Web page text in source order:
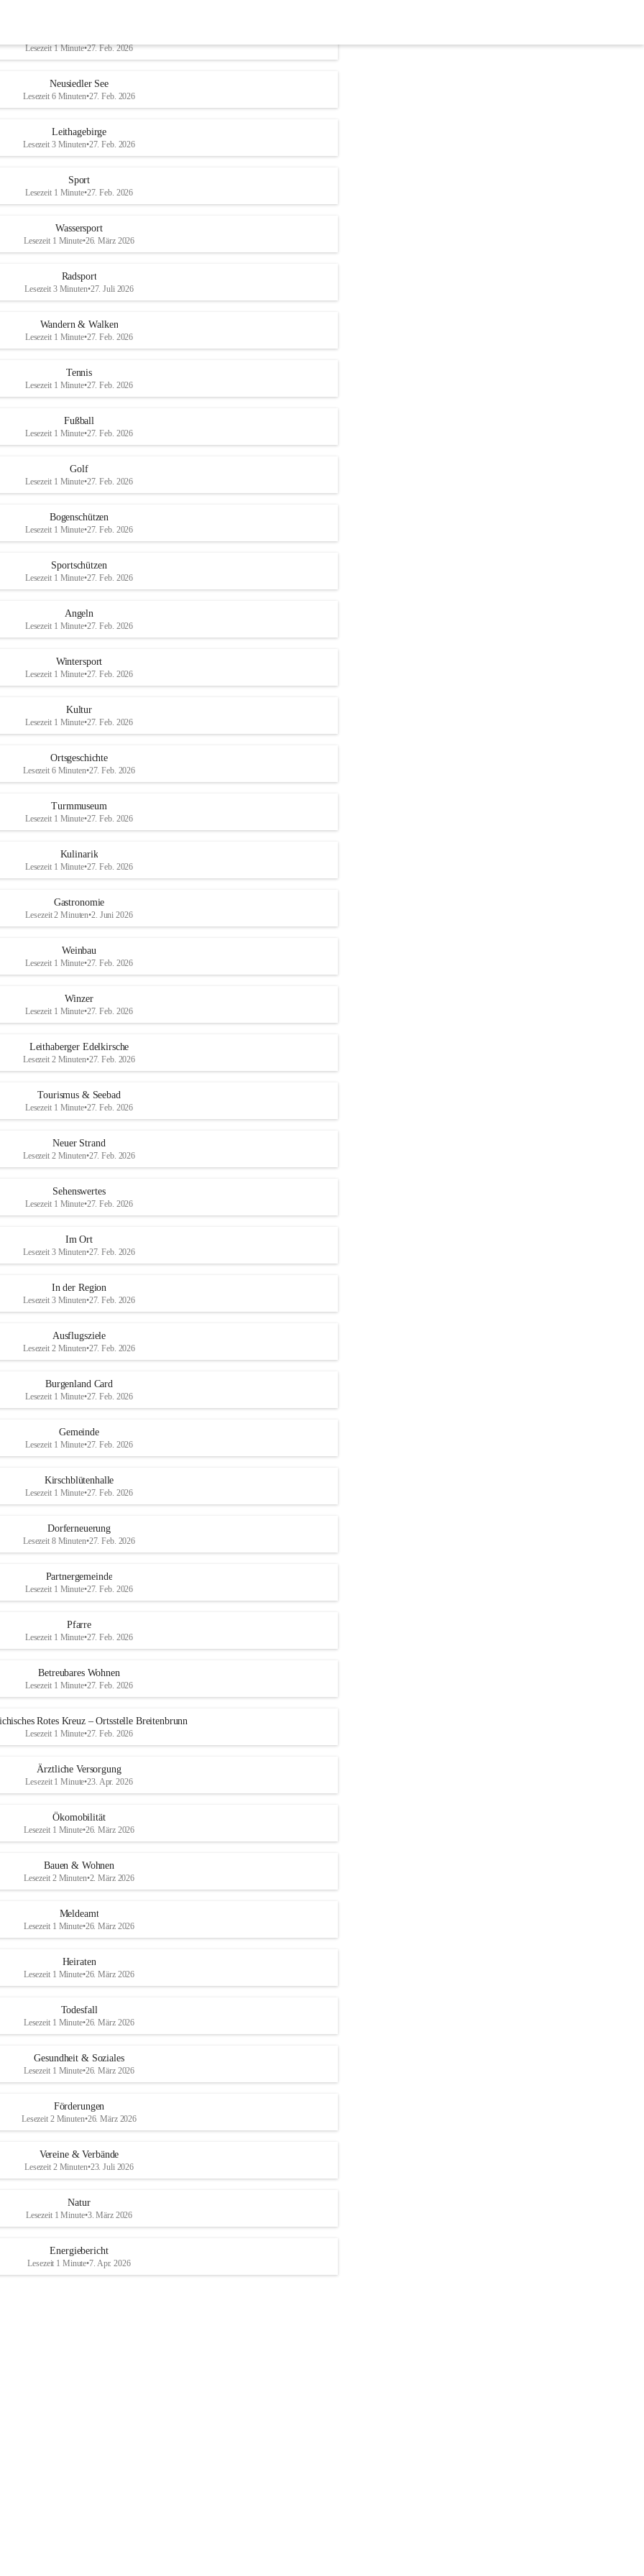
Lesezeit 1 Minute•27. Feb. 2026
Neusiedler See
Lesezeit 6 Minuten•27. Feb. 2026
Leithagebirge
Lesezeit 3 Minuten•27. Feb. 2026
Sport
Lesezeit 1 Minute•27. Feb. 2026
Wassersport
Lesezeit 1 Minute•26. März 2026
Radsport
Lesezeit 3 Minuten•27. Juli 2026
Wandern & Walken
Lesezeit 1 Minute•27. Feb. 2026
Tennis
Lesezeit 1 Minute•27. Feb. 2026
Fußball
Lesezeit 1 Minute•27. Feb. 2026
Golf
Lesezeit 1 Minute•27. Feb. 2026
Bogenschützen
Lesezeit 1 Minute•27. Feb. 2026
Sportschützen
Lesezeit 1 Minute•27. Feb. 2026
Angeln
Lesezeit 1 Minute•27. Feb. 2026
Wintersport
Lesezeit 1 Minute•27. Feb. 2026
Kultur
Lesezeit 1 Minute•27. Feb. 2026
Ortsgeschichte
Lesezeit 6 Minuten•27. Feb. 2026
Turmmuseum
Lesezeit 1 Minute•27. Feb. 2026
Kulinarik
Lesezeit 1 Minute•27. Feb. 2026
Gastronomie
Lesezeit 2 Minuten•2. Juni 2026
Weinbau
Lesezeit 1 Minute•27. Feb. 2026
Winzer
Lesezeit 1 Minute•27. Feb. 2026
Leithaberger Edelkirsche
Lesezeit 2 Minuten•27. Feb. 2026
Tourismus & Seebad
Lesezeit 1 Minute•27. Feb. 2026
Neuer Strand
Lesezeit 2 Minuten•27. Feb. 2026
Sehenswertes
Lesezeit 1 Minute•27. Feb. 2026
Im Ort
Lesezeit 3 Minuten•27. Feb. 2026
In der Region
Lesezeit 3 Minuten•27. Feb. 2026
Ausflugsziele
Lesezeit 2 Minuten•27. Feb. 2026
Burgenland Card
Lesezeit 1 Minute•27. Feb. 2026
Gemeinde
Lesezeit 1 Minute•27. Feb. 2026
Kirschblütenhalle
Lesezeit 1 Minute•27. Feb. 2026
Dorferneuerung
Lesezeit 8 Minuten•27. Feb. 2026
Partnergemeinde
Lesezeit 1 Minute•27. Feb. 2026
Pfarre
Lesezeit 1 Minute•27. Feb. 2026
Betreubares Wohnen
Lesezeit 1 Minute•27. Feb. 2026
Rotes Kreuz – Ortsstelle Breitenbrunn
Lesezeit 1 Minute•27. Feb. 2026
Ärztliche Versorgung
Lesezeit 1 Minute•23. Apr. 2026
Ökomobilität
Lesezeit 1 Minute•26. März 2026
Bauen & Wohnen
Lesezeit 2 Minuten•2. März 2026
Meldeamt
Lesezeit 1 Minute•26. März 2026
Heiraten
Lesezeit 1 Minute•26. März 2026
Todesfall
Lesezeit 1 Minute•26. März 2026
Gesundheit & Soziales
Lesezeit 1 Minute•26. März 2026
Förderungen
Lesezeit 2 Minuten•26. März 2026
Vereine & Verbände
Lesezeit 2 Minuten•23. Juli 2026
Natur
Lesezeit 1 Minute•3. März 2026
Energiebericht
Lesezeit 1 Minute•7. Apr. 2026